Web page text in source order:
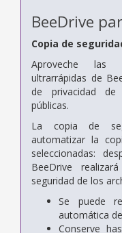
BeeDrive
Copia de
Aproveche las
ultrarrápidas de
de privacidad de
públicas.
La copia de
automatizar la
seleccionadas:
BeeDrive
seguridad de los
Se puede
automática
Conserve